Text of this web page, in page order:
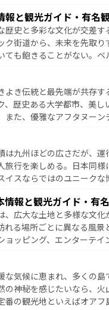
登録されている。シャン
ど、多彩な楽しみ方が可
豊かな歴史と文化が息づ
報と観光ガイド・有名
歴史と多彩な文化が交差
ク街道から、未来を先取
ても飽きることがない。
しい時間は、お酒好きな人には
ンツ一覧を参照してほしい
よき伝統と最先端が共存
、歴史ある大学都市、美
また、優雅なアフタヌー
情報は
は九州ほどの広さだが、
旅行を楽しめる。日本同
イスならではのユニーク
く活用すれば市内交通費無料で
ンテンツ一覧 を参照してほ
情報と観光ガイド・有
、広大な土地と多様な文
れる場所ごとに異なる風
ョッピング、エンターテ
。さらに、南部のニューオ
アメリカの各地域で異な
るだろう。車でのロード
旅のスタイルだ。 なお、新着のアメリカ情
な気候に恵まれ、多くの
の神秘を感じたいなら、
番の観光地といえばオア